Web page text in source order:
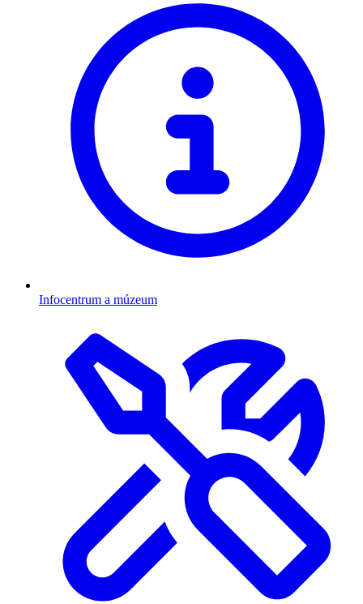
Infocentrum a múzeum